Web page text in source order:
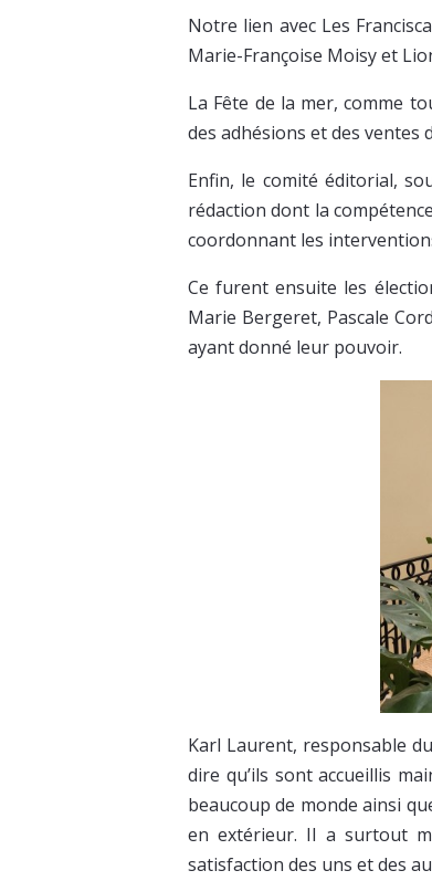
Notre lien avec Les
Marie-Françoise Moisy et
La Fête de la mer, comme
des adhésions et des ventes
Enfin, le comité éditorial,
rédaction dont la
coordonnant les
Ce furent ensuite les
Marie Bergeret, Pascale
ayant donné leur pouvoir.
Karl Laurent, responsable
dire qu’ils sont accueillis
beaucoup de monde ainsi
en extérieur. Il a surtout
satisfaction des uns et des